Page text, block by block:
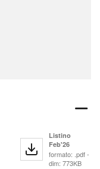
Listino
Feb'26
formato: .pdf -
dim: 773KB